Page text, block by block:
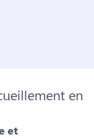
en
et